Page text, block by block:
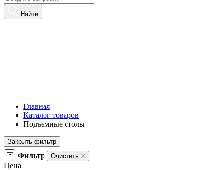
Найти
Главная
Каталог товаров
Подъемные столы
Закрыть фильтр
Фильтр Очистить
Цена